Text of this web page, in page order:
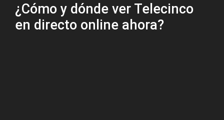
¿Cómo y dónde ver Telecinco
en directo online ahora?